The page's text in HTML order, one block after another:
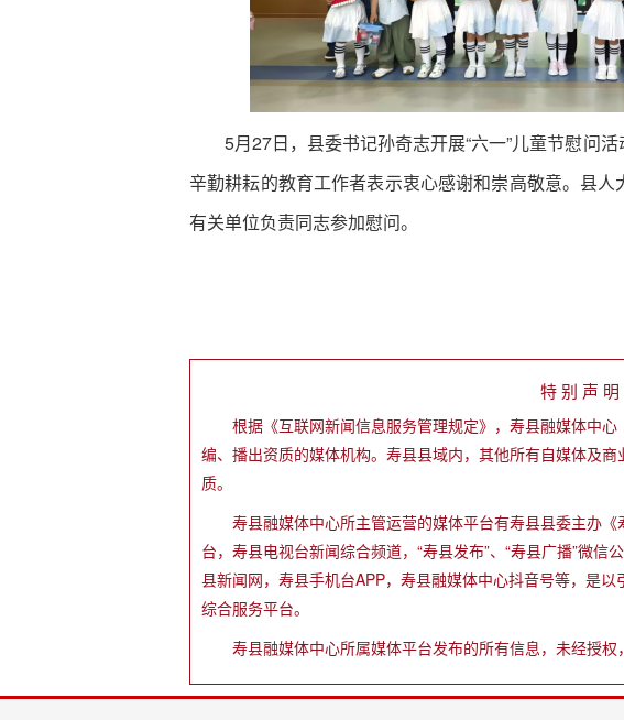
5月27日，县委书记孙奇志开展“六一”儿童节慰问活
辛勤耕耘的教育工作者表示衷心感谢和崇高敬意。县
有关单位负责同志参加慰问。
特 别 声 明
根据《互联网新闻信息服务管理规定》，寿县融媒体中
编、播出资质的媒体机构。寿县县域内，其他所有自媒体及
质。
寿县融媒体中心所主管运营的媒体平台有寿县县委主办
台，寿县电视台新闻综合频道，“寿县发布”、“寿县广播”微
县新闻网，寿县手机台APP，寿县融媒体中心抖音号等，是
综合服务平台。
寿县融媒体中心所属媒体平台发布的所有信息，未经授权